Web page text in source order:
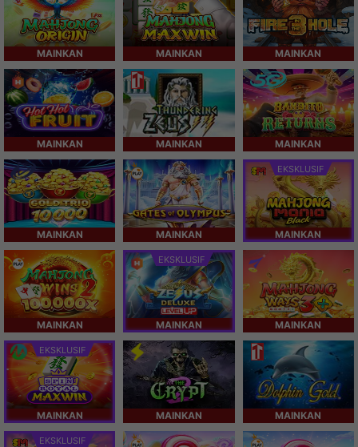
MAINKAN MAINKAN MAINKAN
MAINKAN MAINKAN MAINKAN
MAINKAN MAINKAN
EKSKLUSIF
MAINKAN
MAINKAN
EKSKLUSIF
MAINKAN MAINKAN
EKSKLUSIF
MAINKAN MAINKAN MAINKAN
EKSKLUSIF